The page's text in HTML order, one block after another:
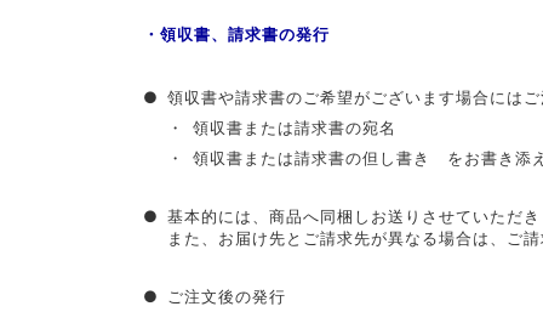
・領収書、請求書の発行
● 領収書や請求書のご希望がございます場合には
・
領収書または請求書の宛名
・
領収書または請求書の但し書き をお書き添
● 基本的には、商品へ同梱しお送りさせていただ
また、お届け先とご請求先が異なる場合は、ご
●
ご注文後の発行